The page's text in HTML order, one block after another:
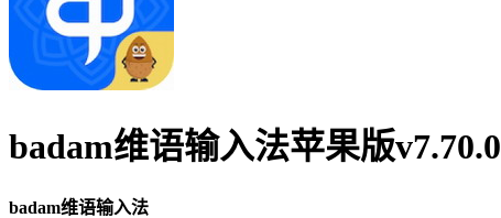
badam维语输入法苹果版v7.70.0
badam维语输入法